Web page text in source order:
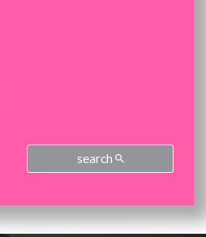
search